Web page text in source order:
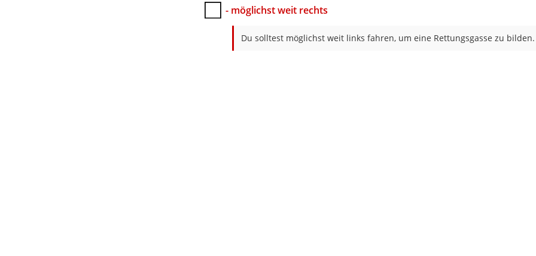
- möglichst weit rechts
Du solltest möglichst weit links fahren, um eine Rettungsgasse zu bilden.